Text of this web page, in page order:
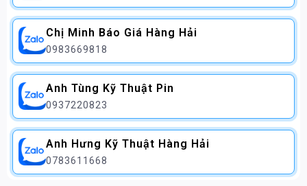
Chị Minh Báo Giá Hàng Hải
0983669818
Anh Tùng Kỹ Thuật Pin
0937220823
Anh Hưng Kỹ Thuật Hàng Hải
0783611668